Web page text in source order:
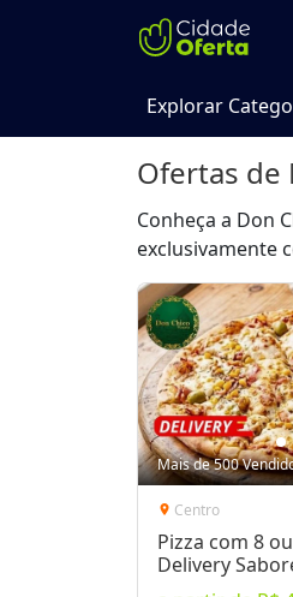
Explorar
Ofertas de
Conheça a Don
exclusivamente
Mais de 500
location_on Centro
Pizza com 8
Delivery
Premium